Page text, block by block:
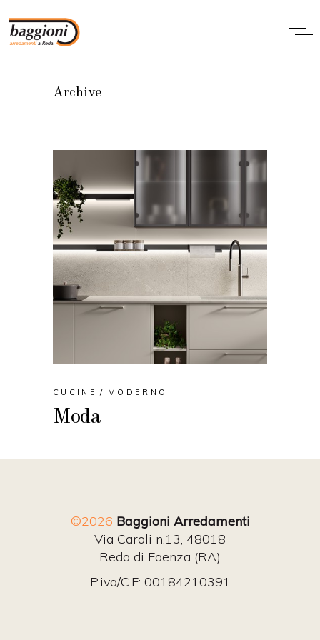
Archive
CUCINE MODERNO
Moda
©2026 Baggioni Arredamenti
Via Caroli n.13, 48018
Reda di Faenza (RA)
P.iva/C.F: 00184210391